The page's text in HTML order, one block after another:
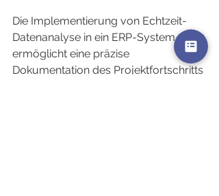
Die Implementierung von Echtzeit-
Datenanalyse in ein ERP-System
ermöglicht eine präzise
Dokumentation des Projektfortschritts